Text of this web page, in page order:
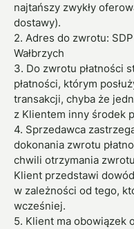
najtańszy zwykły
dostawy).
2. Adres do zwrotu:
Wałbrzych
3. Do zwrotu płatności
płatności, którym
transakcji, chyba że
z Klientem inny środek
4. Sprzedawca
dokonania zwrotu
chwili otrzymania
Klient przedstawi
w zależności od tego,
wcześniej.
5. Klient ma obowiązek